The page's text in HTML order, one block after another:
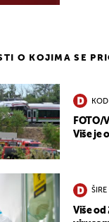
O KOJIMA SE
FOTO/
Više je
Više od